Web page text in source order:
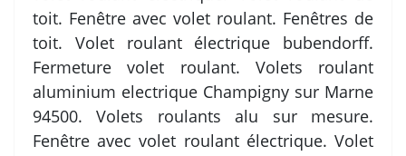
toit. Fenêtre avec volet roulant. Fenêtres de
toit. Volet roulant électrique bubendorff.
Fermeture volet roulant. Volets roulant
aluminium electrique Champigny sur Marne
94500. Volets roulants alu sur mesure.
Fenêtre avec volet roulant électrique. Volet